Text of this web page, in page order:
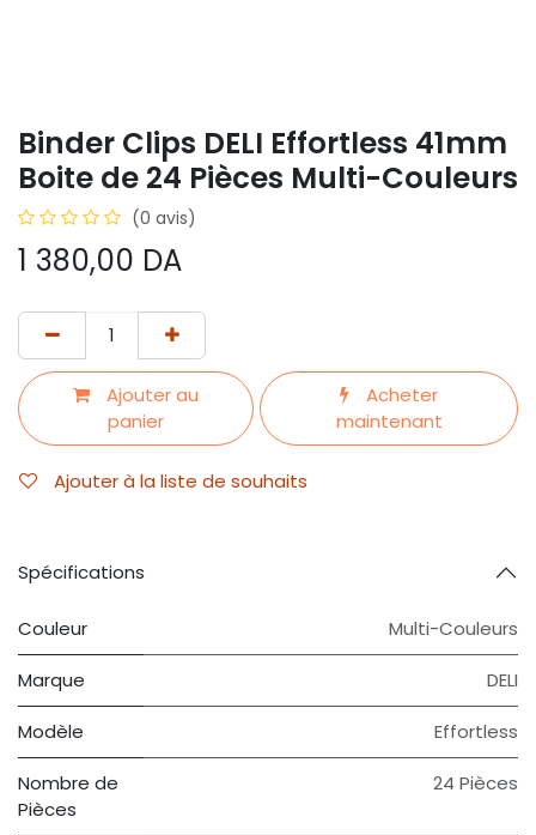
Binder Clips DELI Effortless 41mm
Boite de 24 Pièces Multi-Couleurs
(0 avis)
1 380,00 DA
Ajouter au
panier
Acheter
maintenant
Ajouter à la liste de souhaits
Spécifications
Couleur Multi-Couleurs
Marque DELI
Modèle Effortless
Nombre de
Pièces
24 Pièces